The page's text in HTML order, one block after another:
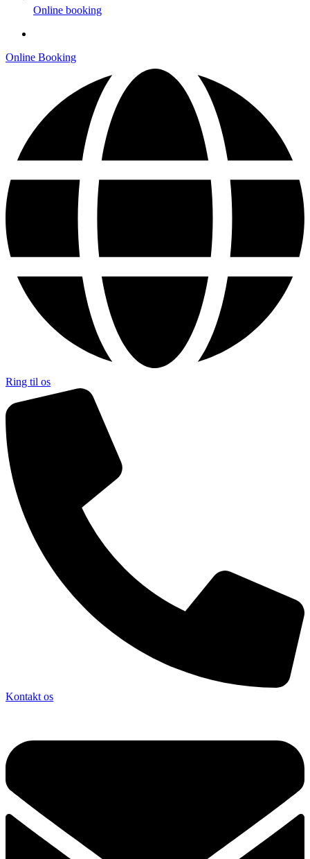
Online booking
Online Booking
Ring til os
Kontakt os